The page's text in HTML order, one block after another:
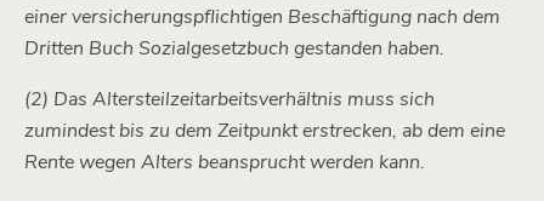
einer versicherungspflichtigen Beschäftigung nach dem
Dritten Buch Sozialgesetzbuch gestanden haben.
(2) Das Altersteilzeitarbeitsverhältnis muss sich
zumindest bis zu dem Zeitpunkt erstrecken, ab dem eine
Rente wegen Alters beansprucht werden kann.